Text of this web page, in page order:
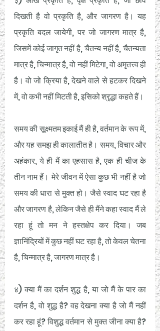
दिखती है वो प्रकृति है, और जागरण है। यह
प्रकृति बदल जायेगी, पर जो जागरण मात्र है,
जिसमें कोई जागृत नहीं है, चैतन्य नहीं है, चैतन्यता
मात्र है, चिन्मात्र है, वो नहीं मिटेगा, वो अमृतत्त्व ही
है। वो जो क्रिया है, देखने वाले से हटकर दिखने
में, वो कभी नहीं मिटती है, इसिको श्रृद्धा कहते हैं।
समय की सूक्ष्मतम इकाई मैं ही है, वर्तमान के रूप में,
और यह समझ ही कालातीत है। समय, विचार और
अहंकार, ये ही मैं का एहसास है, एक ही चीज के
तीन नाम हैं। मेरे जीवन में ऐसा कुछ भी नहीं है जो
समय की धारा से मुक्त हो। जैसे स्वाद घट रहा है
और जागरण है, लेकिन जैसे ही मैंने कहा स्वाद मैं ले
रहा हूं तो मन ने हस्तक्षेप कर दिया। जब
ज्ञानिंद्रियों में कुछ नहीं घट रहा है, तो केवल चेतना
है, चिन्मात्र है, जागरण मात्र है।
४) क्या मैं का दर्शन शुद्ध है, या जो मैं के पार का
दर्शन है, वो शुद्ध है? वह देखना क्या है जो मैं नहीं
कर रहा हूं? विशुद्ध वर्तमान से मुक्त जीना क्या है?